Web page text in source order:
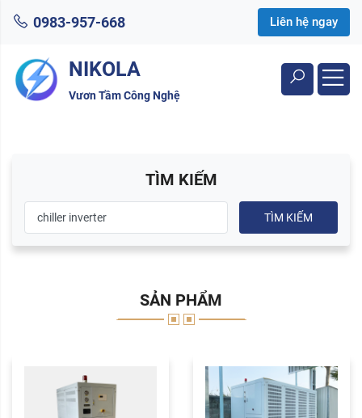
0983-957-668 Liên hệ ngay
NIKOLA
Vươn Tầm Công Nghệ
TÌM KIẾM
TÌM KIẾM
SẢN PHẨM